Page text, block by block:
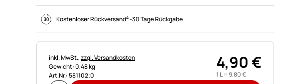
Kostenloser Rückversand4-30 Tage Rückgabe
Steuerhinweis:
inkl. MwSt.,zzgl. Versandkosten
Gewicht: 0,48 kg
Art.Nr.: 581102;0
4,90€
1 L =9,80€